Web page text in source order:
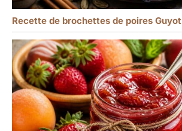
Recette de brochettes de poires Guyot